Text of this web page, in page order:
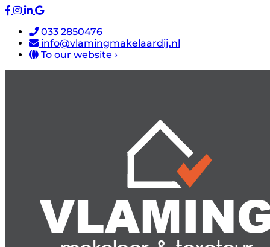
033 2850476
info@vlamingmakelaardij.nl
To our website ›